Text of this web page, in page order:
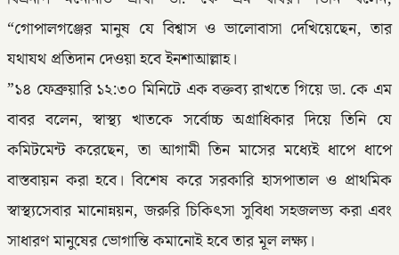
“গোপালগঞ্জের মানুষ যে বিশ্বাস ও ভালোবাসা দেখিয়েছেন, তার
যথাযথ প্রতিদান দেওয়া হবে ইনশাআল্লাহ।
”১৪ ফেব্রুয়ারি ১২:৩০ মিনিটে এক বক্তব্য রাখতে গিয়ে ডা. কে এম
বাবর বলেন, স্বাস্থ্য খাতকে সর্বোচ্চ অগ্রাধিকার দিয়ে তিনি যে
কমিটমেন্ট করেছেন, তা আগামী তিন মাসের মধ্যেই ধাপে ধাপে
বাস্তবায়ন করা হবে। বিশেষ করে সরকারি হাসপাতাল ও প্রাথমিক
স্বাস্থ্যসেবার মানোন্নয়ন, জরুরি চিকিৎসা সুবিধা সহজলভ্য করা এবং
সাধারণ মানুষের ভোগান্তি কমানোই হবে তার মূল লক্ষ্য।